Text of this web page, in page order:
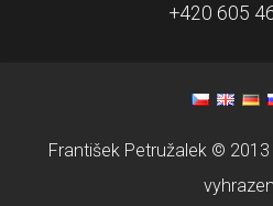
+420 605
František Petružalek ©